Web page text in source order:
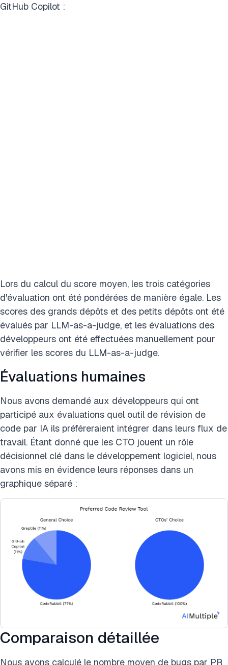
GitHub Copilot :
Lors du calcul du score moyen, les trois catégories
d'évaluation ont été pondérées de manière égale. Les
scores des grands dépôts et des petits dépôts ont été
évalués par LLM-as-a-judge, et les évaluations des
développeurs ont été effectuées manuellement pour
vérifier les scores du LLM-as-a-judge.
Évaluations humaines
Nous avons demandé aux développeurs qui ont
participé aux évaluations quel outil de révision de
code par IA ils préféreraient intégrer dans leurs flux de
travail. Étant donné que les CTO jouent un rôle
décisionnel clé dans le développement logiciel, nous
avons mis en évidence leurs réponses dans un
graphique séparé :
Comparaison détaillée
Nous avons calculé le nombre moyen de bugs par PR